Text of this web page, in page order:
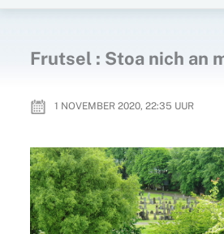
Frutsel : Stoa nich an
1 NOVEMBER 2020, 22:35 UUR